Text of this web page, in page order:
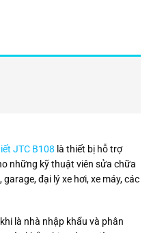
JTC B108 là thiết bị hỗ trợ
những kỹ thuật viên sửa chữa
đại lý xe hơi, xe máy, các
là nhà nhập khẩu và phân